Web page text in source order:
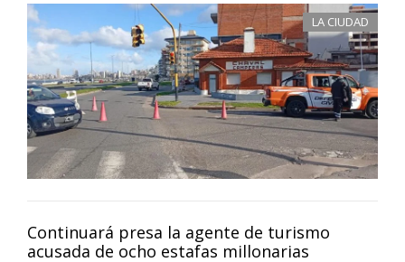
LA CIUDAD
Continuará presa la agente de turismo
acusada de ocho estafas millonarias